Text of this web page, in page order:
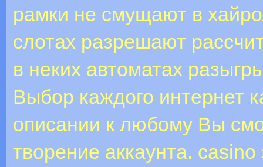
рамки не смущают в
слотах разрешают
в неких автоматах
Выбор каждого интернет
описании к любому Вы
творение аккаунта.